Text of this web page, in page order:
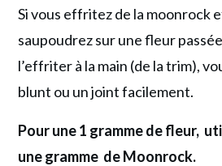
Si vous effritez de la moonrock
saupoudrez sur une fleur
l’effriter à la main (de la trim),
blunt ou un joint facilement.
Pour une 1 gramme de fleur,
une gramme de Moonrock.